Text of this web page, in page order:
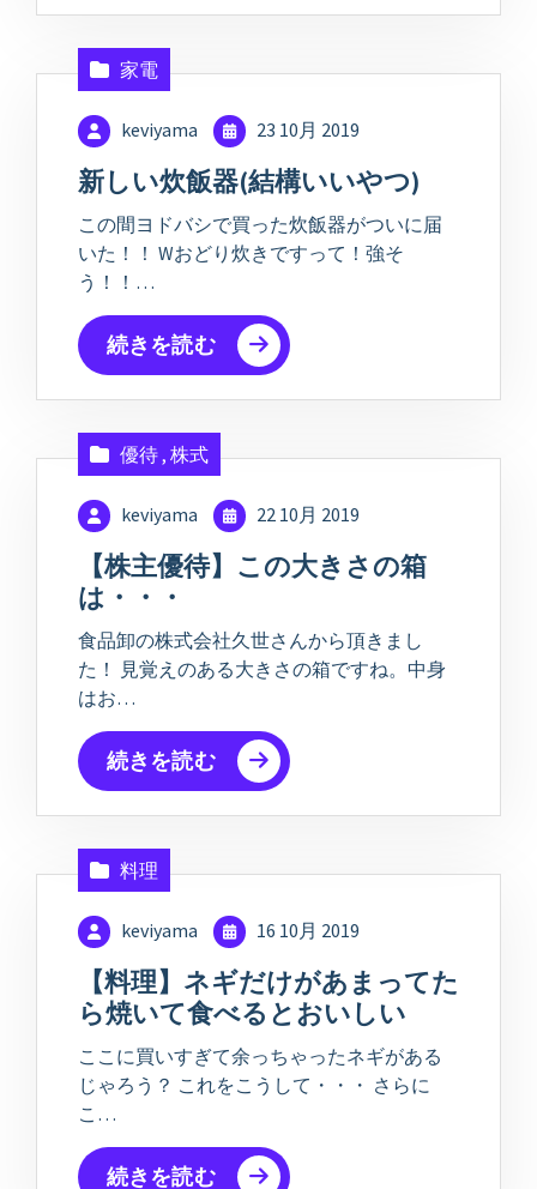
家電
keviyama 23 10月 2019
新しい炊飯器(結構いいやつ)
この間ヨドバシで買った炊飯器がついに届
いた！！ Wおどり炊きですって！強そ
う！！…
続きを読む
優待, 株式
keviyama 22 10月 2019
【株主優待】この大きさの箱
は・・・
食品卸の株式会社久世さんから頂きまし
た！ 見覚えのある大きさの箱ですね。中身
はお…
続きを読む
料理
keviyama 16 10月 2019
【料理】ネギだけがあまってた
ら焼いて食べるとおいしい
ここに買いすぎて余っちゃったネギがある
じゃろう？ これをこうして・・・ さらに
こ…
続きを読む